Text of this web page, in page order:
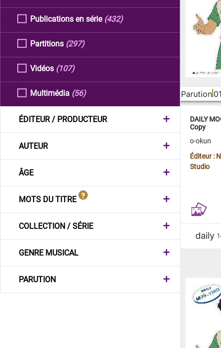
Publications en série (432)
Partitions (297)
Vidéos (107)
Multimédia (56)
ÉDITEUR / PRODUCTEUR
AUTEUR
ÂGE
MOTS DU TITRE
COLLECTION / SÉRIE
GENRE MUSICAL
PARUTION
Parution
DAILY
Copy
o-okun
Éditeur :
Studio
daily